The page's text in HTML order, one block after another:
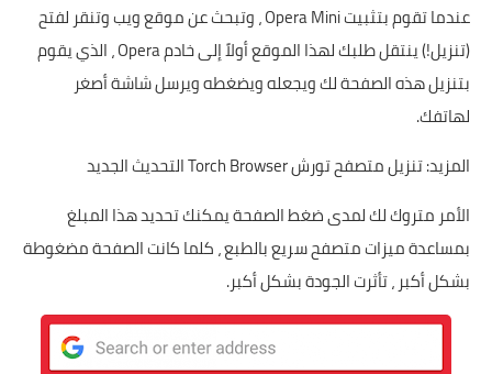
عندما تقوم بتثبيت Opera Mini ، وتبحث عن موقع ويب وتنقر لفتح
(تنزيل!) ينتقل طلبك لهذا الموقع أولاً إلى خادم Opera ، الذي يقوم
بتنزيل هذه الصفحة لك ويجعله ويضغطه ويرسل شاشة أصغر
لهاتفك.
المزيد:تنزيل متصفح تورش Torch Browser التحديث الجديد
الأمر متروك لك لمدى ضغط الصفحة يمكنك تحديد هذا المبلغ
بمساعدة ميزات متصفح سريع بالطبع ، كلما كانت الصفحة مضغوطة
بشكل أكبر ، تأثرت الجودة بشكل أكبر.